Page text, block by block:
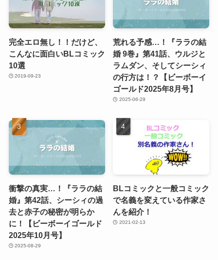
完全エロ無し！！だけど、
こんなに面白いBLコミック
10選
2019-09-23
荒れる予感…！『ララの結
婚 9巻』第41話、ウルジと
ラムダン、そしてシーシィ
の行方は！？【ビーボーイ
ゴールド2025年8月号】
2025-06-29
衝撃の真実…！『ララの結
婚』第42話、シーシィの過
去と赤子の秘密が明らか
に！【ビーボーイゴールド
2025年10月号】
2025-08-29
BLコミックと一般コミック
で名義を変えている作家さ
んを紹介！
2021-02-13